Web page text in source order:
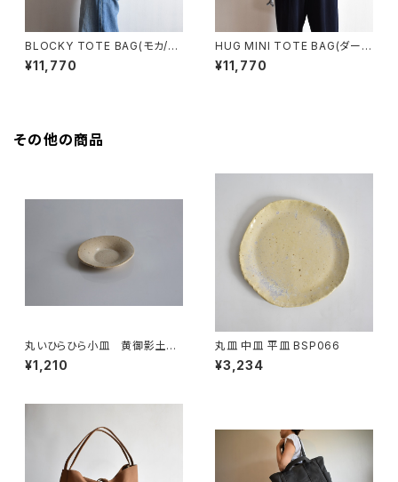
BLOCKY TOTE BAG(モカ/ブ
ラウン)
¥11,770
HUG MINI TOTE BAG(ダーク
グレー)
¥11,770
その他の商品
丸いひらひら小皿 黄御影土×
白失透釉
¥1,210
丸皿 中皿 平皿 BSP066
¥3,234